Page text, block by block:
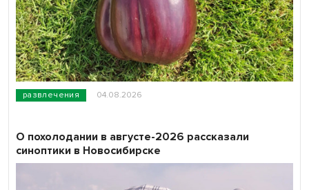
развлечения 04.08.2026
О похолодании в августе-2026 рассказали
синоптики в Новосибирске